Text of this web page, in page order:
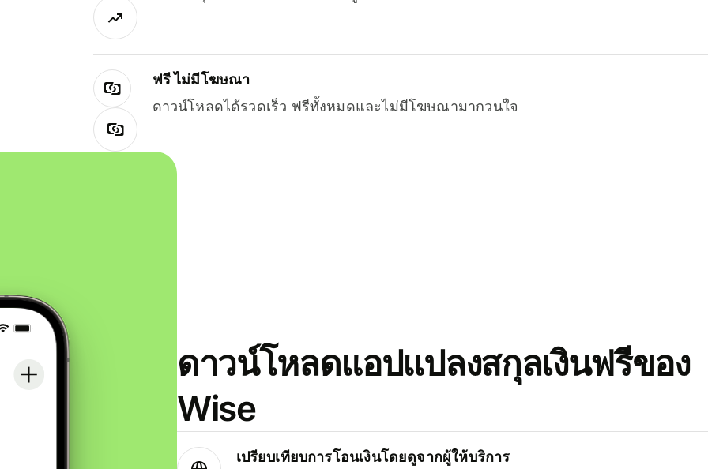
ฟรี ไม่มีโฆษณา
ดาวน์โหลดได้รวดเร็ว ฟรีทั้งหมดและไม่มีโฆษณามากวนใจ
ดาวน์โหลดแอปแปลงสกุลเงินฟรีของ
Wise
เปรียบเทียบการโอนเงินโดยดูจากผู้ให้บริการ